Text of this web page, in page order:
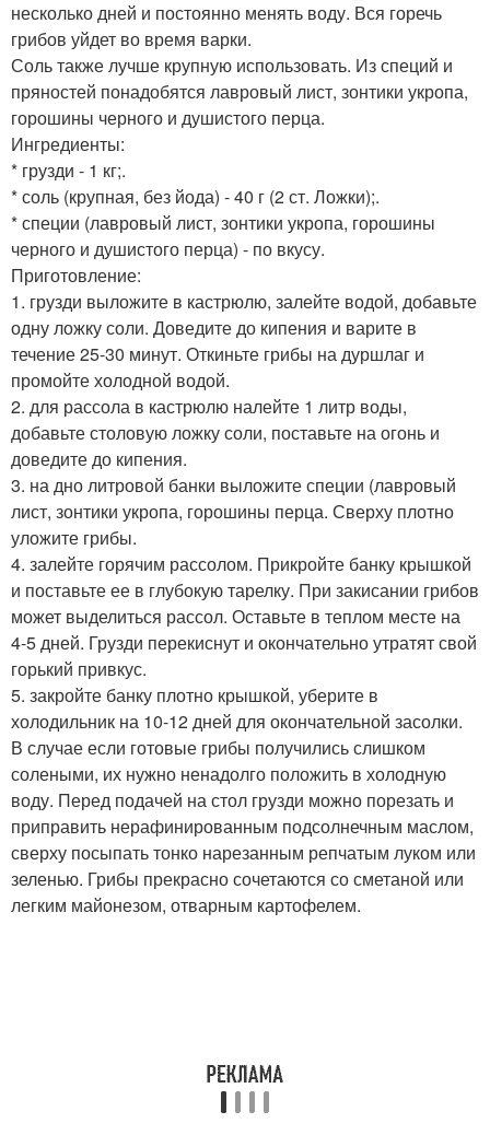
несколько дней и постоянно менять воду. Вся горечь
грибов уйдет во время варки.
Соль также лучше крупную использовать. Из специй и
пряностей понадобятся лавровый лист, зонтики укропа,
горошины черного и душистого перца.
Ингредиенты:
* грузди - 1 кг;.
* соль (крупная, без йода) - 40 г (2 ст. Ложки);.
* специи (лавровый лист, зонтики укропа, горошины
черного и душистого перца) - по вкусу.
Приготовление:
1. грузди выложите в кастрюлю, залейте водой, добавьте
одну ложку соли. Доведите до кипения и варите в
течение 25-30 минут. Откиньте грибы на дуршлаг и
промойте холодной водой.
2. для рассола в кастрюлю налейте 1 литр воды,
добавьте столовую ложку соли, поставьте на огонь и
доведите до кипения.
3. на дно литровой банки выложите специи (лавровый
лист, зонтики укропа, горошины перца. Сверху плотно
уложите грибы.
4. залейте горячим рассолом. Прикройте банку крышкой
и поставьте ее в глубокую тарелку. При закисании грибов
может выделиться рассол. Оставьте в теплом месте на
4-5 дней. Грузди перекиснут и окончательно утратят свой
горький привкус.
5. закройте банку плотно крышкой, уберите в
холодильник на 10-12 дней для окончательной засолки.
В случае если готовые грибы получились слишком
солеными, их нужно ненадолго положить в холодную
воду. Перед подачей на стол грузди можно порезать и
приправить нерафинированным подсолнечным маслом,
сверху посыпать тонко нарезанным репчатым луком или
зеленью. Грибы прекрасно сочетаются со сметаной или
легким майонезом, отварным картофелем.